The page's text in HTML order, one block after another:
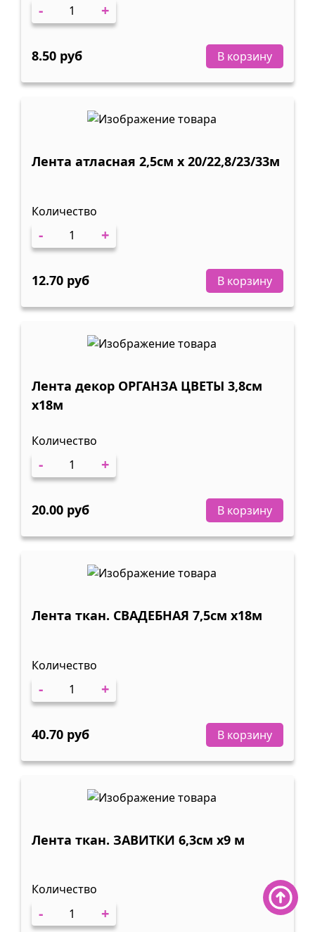
- +
8.50 руб В корзину
Лента атласная 2,5см х 20/22,8/23/33м
Количество
- +
12.70 руб В корзину
Лента декор ОРГАНЗА ЦВЕТЫ 3,8см
х18м
Количество
- +
20.00 руб В корзину
Лента ткан. СВАДЕБНАЯ 7,5см х18м
Количество
- +
40.70 руб В корзину
Лента ткан. ЗАВИТКИ 6,3см х9 м
Количество
- +